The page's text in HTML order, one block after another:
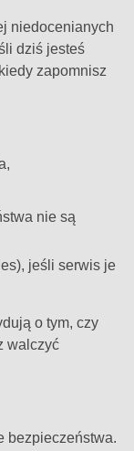
niedocenianych
dziś jesteś
zapomnisz
nie są
jeśli serwis je
o tym, czy
walczyć
bezpieczeństwa.